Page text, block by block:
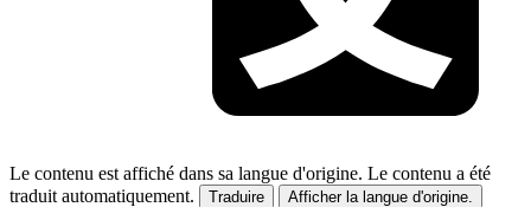
Le contenu est affiché dans sa langue d'origine. Le contenu a été
traduit automatiquement.
Traduire Afficher la langue d'origine.